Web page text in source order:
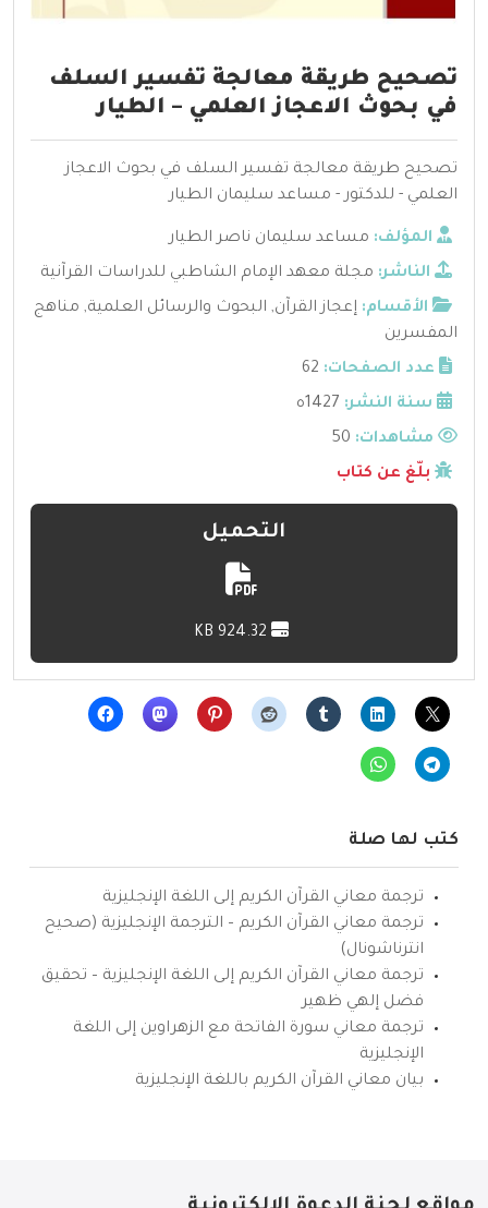
تصحيح طريقة معالجة تفسير السلف
في بحوث الاعجاز العلمي – الطيار
تصحيح طريقة معالجة تفسير السلف في بحوث الاعجاز
العلمي - للدكتور - مساعد سليمان الطيار
المؤلف: مساعد سليمان ناصر الطيار
الناشر: مجلة معهد الإمام الشاطبي للدراسات القرآنية
الأقسام: إعجاز القرآن, البحوث والرسائل العلمية, مناهج
المفسرين
عدد الصفحات: 62
سنة النشر: 1427ه
مشاهدات:
بلّغ عن كتاب
التحميل
كتب لها صلة
ترجمة معاني القرآن الكريم إلى اللغة الإنجليزية
ترجمة معاني القرآن الكريم – الترجمة الإنجليزية (صحيح
انترناشونال)
ترجمة معاني القرآن الكريم إلى اللغة الإنجليزية – تحقيق
فضل إلهي ظهير
ترجمة معاني سورة الفاتحة مع الزهراوين إلى اللغة
الإنجليزية
بيان معاني القرآن الكريم باللغة الإنجليزية